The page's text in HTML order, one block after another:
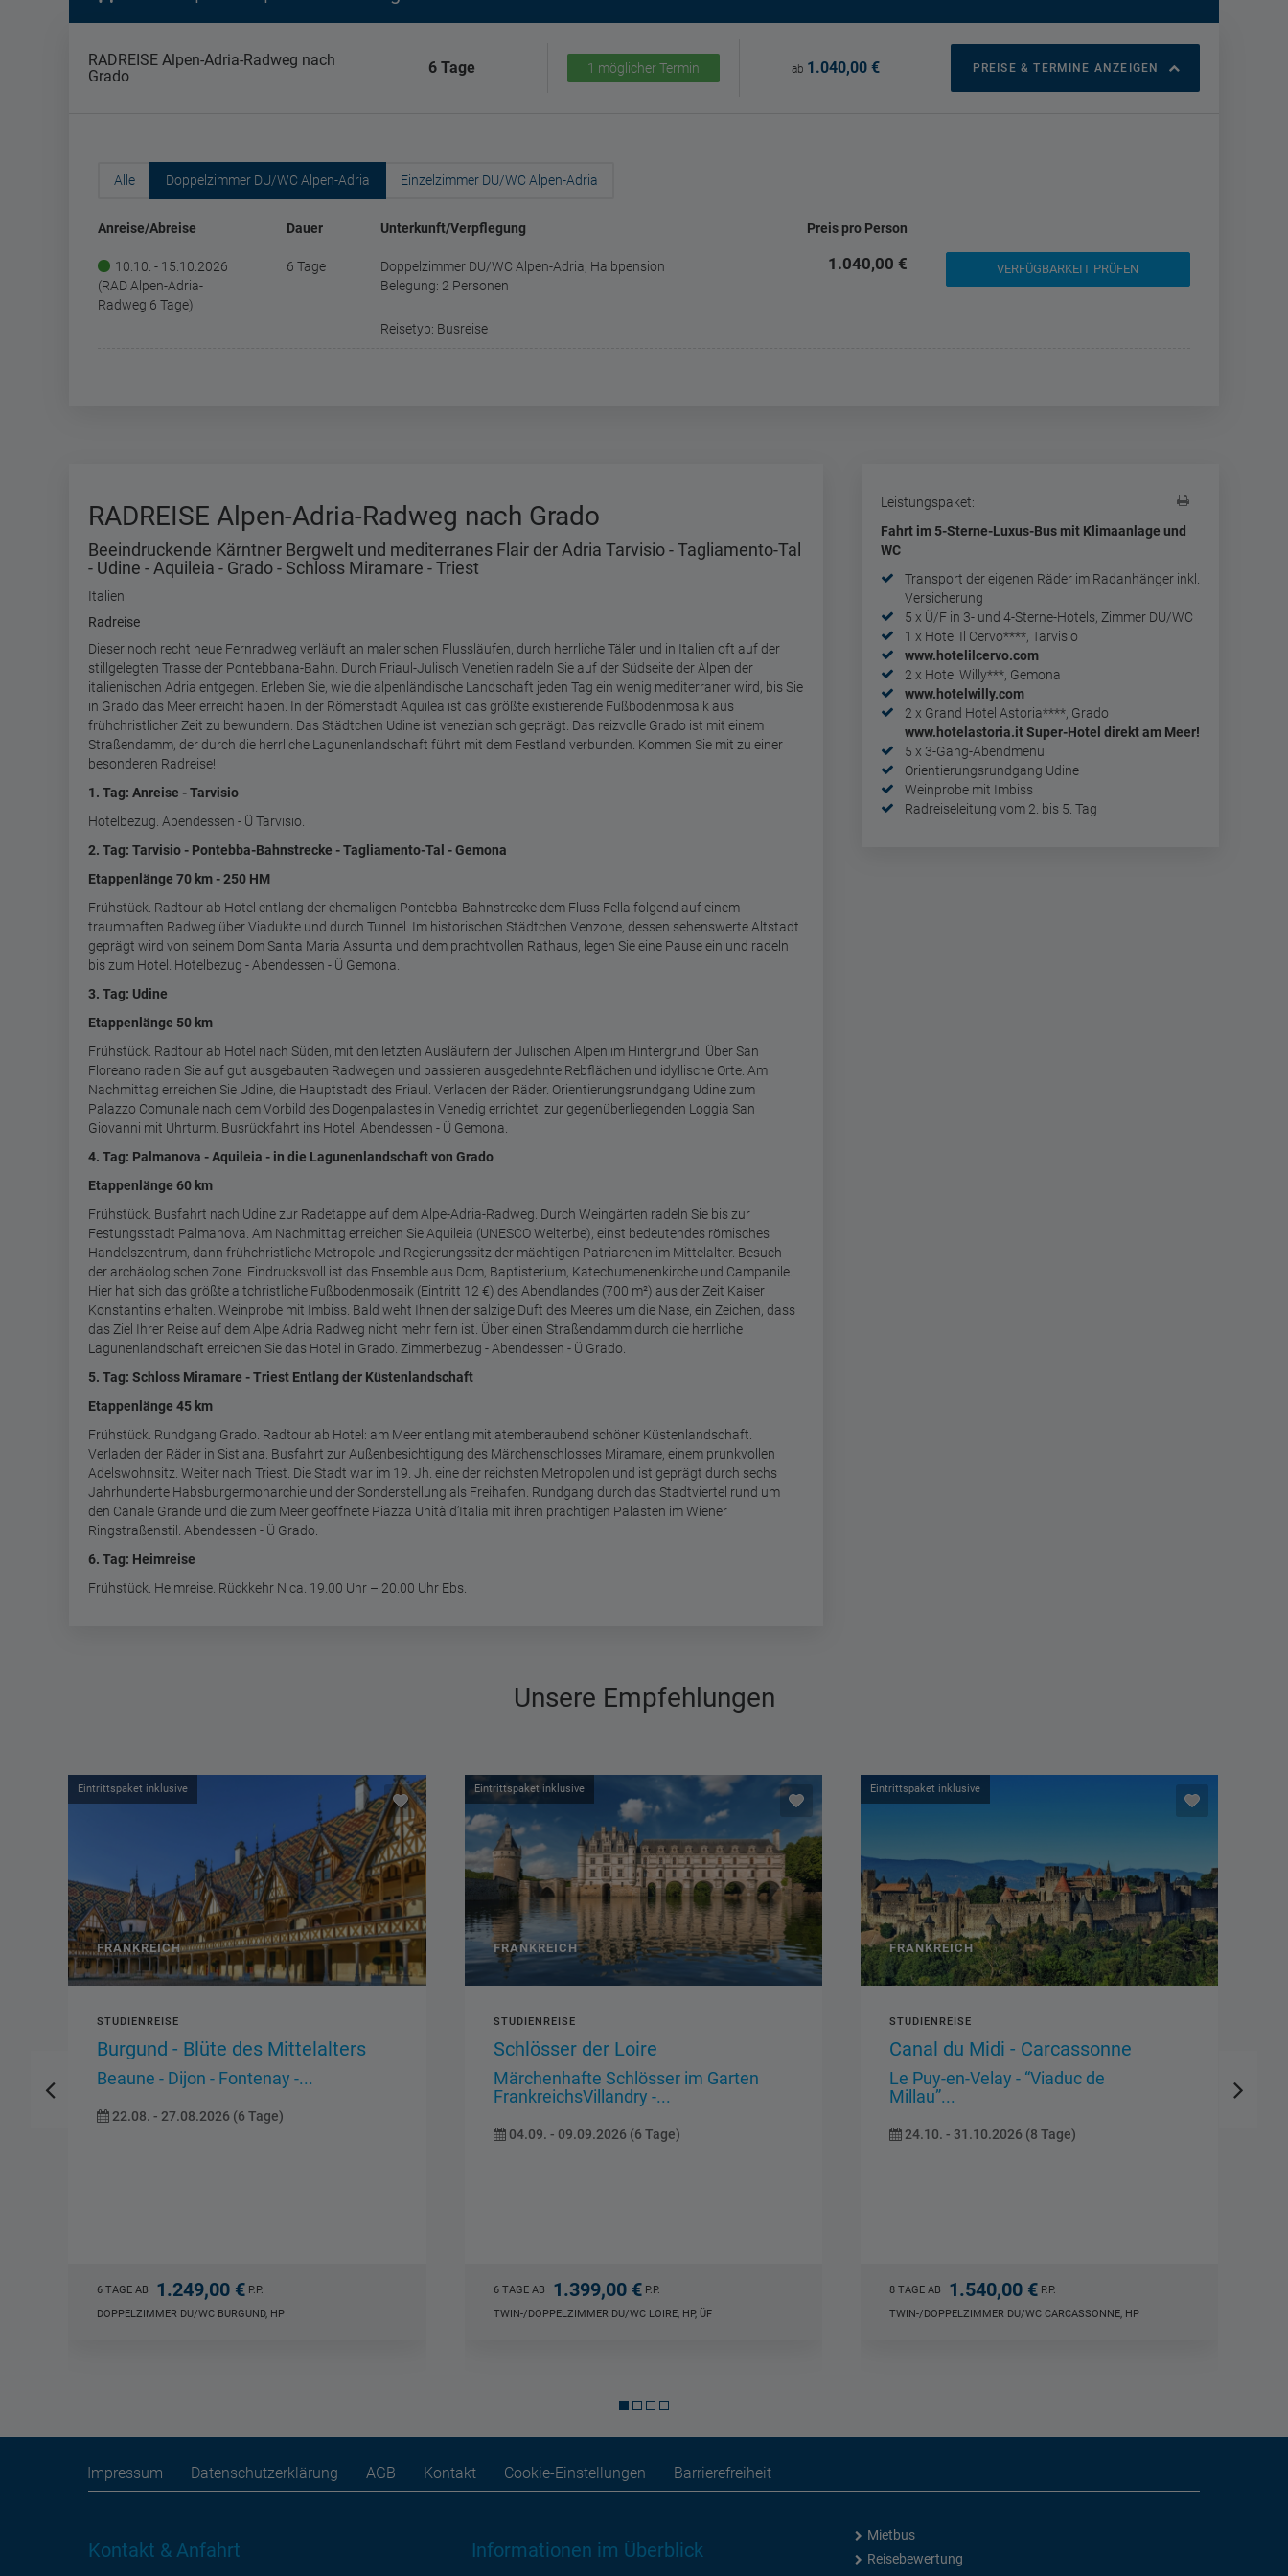
RADREISE Alpen-Adria-Radweg nach
Grado
6 Tage 1 möglicher Termin ab 1.040,00 € PREISE & TERMINE ANZEIGEN
Alle Doppelzimmer DU/WC Alpen-Adria Einzelzimmer DU/WC Alpen-Adria
Anreise/Abreise Dauer Unterkunft/Verpflegung Preis pro Person
10.10. - 15.10.2026
(RAD Alpen-Adria-
Radweg 6 Tage)
6 Tage
Doppelzimmer DU/WC Alpen-Adria, Halbpension
Belegung: 2 Personen
Reisetyp: Busreise
1.040,00 € VERFÜGBARKEIT PRÜFEN
RADREISE Alpen-Adria-Radweg nach Grado
Beeindruckende Kärntner Bergwelt und mediterranes Flair der Adria Tarvisio - Tagliamento-Tal
- Udine - Aquileia - Grado - Schloss Miramare - Triest
Italien
Radreise
Dieser noch recht neue Fernradweg verläuft an malerischen Flussläufen, durch herrliche Täler und in Italien oft auf der
stillgelegten Trasse der Pontebbana-Bahn. Durch Friaul-Julisch Venetien radeln Sie auf der Südseite der Alpen der
italienischen Adria entgegen. Erleben Sie, wie die alpenländische Landschaft jeden Tag ein wenig mediterraner wird, bis Sie
in Grado das Meer erreicht haben. In der Römerstadt Aquilea ist das größte existierende Fußbodenmosaik aus
frühchristlicher Zeit zu bewundern. Das Städtchen Udine ist venezianisch geprägt. Das reizvolle Grado ist mit einem
Straßendamm, der durch die herrliche Lagunenlandschaft führt mit dem Festland verbunden. Kommen Sie mit zu einer
besonderen Radreise!
1. Tag: Anreise - Tarvisio
Hotelbezug. Abendessen - Ü Tarvisio.
2. Tag: Tarvisio - Pontebba-Bahnstrecke - Tagliamento-Tal - Gemona
Etappenlänge 70 km - 250 HM
Frühstück. Radtour ab Hotel entlang der ehemaligen Pontebba-Bahnstrecke dem Fluss Fella folgend auf einem
traumhaften Radweg über Viadukte und durch Tunnel. Im historischen Städtchen Venzone, dessen sehenswerte Altstadt
geprägt wird von seinem Dom Santa Maria Assunta und dem prachtvollen Rathaus, legen Sie eine Pause ein und radeln
bis zum Hotel. Hotelbezug - Abendessen - Ü Gemona.
3. Tag: Udine
Etappenlänge 50 km
Frühstück. Radtour ab Hotel nach Süden, mit den letzten Ausläufern der Julischen Alpen im Hintergrund. Über San
Floreano radeln Sie auf gut ausgebauten Radwegen und passieren ausgedehnte Rebflächen und idyllische Orte. Am
Nachmittag erreichen Sie Udine, die Hauptstadt des Friaul. Verladen der Räder. Orientierungsrundgang Udine zum
Palazzo Comunale nach dem Vorbild des Dogenpalastes in Venedig errichtet, zur gegenüberliegenden Loggia San
Giovanni mit Uhrturm. Busrückfahrt ins Hotel. Abendessen - Ü Gemona.
4. Tag: Palmanova - Aquileia - in die Lagunenlandschaft von Grado
Etappenlänge 60 km
Frühstück. Busfahrt nach Udine zur Radetappe auf dem Alpe-Adria-Radweg. Durch Weingärten radeln Sie bis zur
Festungsstadt Palmanova. Am Nachmittag erreichen Sie Aquileia (UNESCO Welterbe), einst bedeutendes römisches
Handelszentrum, dann frühchristliche Metropole und Regierungssitz der mächtigen Patriarchen im Mittelalter. Besuch
der archäologischen Zone. Eindrucksvoll ist das Ensemble aus Dom, Baptisterium, Katechumenenkirche und Campanile.
Hier hat sich das größte altchristliche Fußbodenmosaik (Eintritt 12 €) des Abendlandes (700 m²) aus der Zeit Kaiser
Konstantins erhalten. Weinprobe mit Imbiss. Bald weht Ihnen der salzige Duft des Meeres um die Nase, ein Zeichen, dass
das Ziel Ihrer Reise auf dem Alpe Adria Radweg nicht mehr fern ist. Über einen Straßendamm durch die herrliche
Lagunenlandschaft erreichen Sie das Hotel in Grado. Zimmerbezug - Abendessen - Ü Grado.
5. Tag: Schloss Miramare - Triest Entlang der Küstenlandschaft
Etappenlänge 45 km
Frühstück. Rundgang Grado. Radtour ab Hotel: am Meer entlang mit atemberaubend schöner Küstenlandschaft.
Verladen der Räder in Sistiana. Busfahrt zur Außenbesichtigung des Märchenschlosses Miramare, einem prunkvollen
Adelswohnsitz. Weiter nach Triest. Die Stadt war im 19. Jh. eine der reichsten Metropolen und ist geprägt durch sechs
Jahrhunderte Habsburgermonarchie und der Sonderstellung als Freihafen. Rundgang durch das Stadtviertel rund um
den Canale Grande und die zum Meer geöffnete Piazza Unità d’Italia mit ihren prächtigen Palästen im Wiener
Ringstraßenstil. Abendessen - Ü Grado.
6. Tag: Heimreise
Frühstück. Heimreise. Rückkehr N ca. 19.00 Uhr – 20.00 Uhr Ebs.
Leistungspaket:
Fahrt im 5-Sterne-Luxus-Bus mit Klimaanlage und
WC
Transport der eigenen Räder im Radanhänger inkl.
Versicherung
5 x Ü/F in 3- und 4-Sterne-Hotels, Zimmer DU/WC
1 x Hotel Il Cervo****, Tarvisio
www.hotelilcervo.com
2 x Hotel Willy***, Gemona
www.hotelwilly.com
2 x Grand Hotel Astoria****, Grado
www.hotelastoria.it Super-Hotel direkt am Meer!
5 x 3-Gang-Abendmenü
Orientierungsrundgang Udine
Weinprobe mit Imbiss
Radreiseleitung vom 2. bis 5. Tag
Unsere Empfehlungen
Eintrittspaket inklusive
FRANKREICH
STUDIENREISE
Schlösser der Loire
Märchenhafte Schlösser im Garten
6 TAGE AB 1.399,00 €
TWIN-/DOPPELZIMMER DU/WC LOIRE, HP, ÜF
Eintrittspaket inklusive
FRANKREICH
STUDIENREISE
Canal du Midi - Carcassonne
Le Puy-en-Velay - “Viaduc de
Millau”...
24.10. - 31.10.2026 (8 Tage)
8 TAGE AB 1.540,00 €
TWIN-/DOPPELZIMMER DU/WC CARCASSONNE, HP
Eintrittspaket inklusive
ITALIEN
FLUGREISE
STANDORTREISE
VORSCHAU
STÄDTEREISE
5 TAGE AB 1.549,00 €
DOPPELZIMMER DU/WC ROM, HP
Impressum Datenschutzerklärung AGB Kontakt Cookie-Einstellungen Barrierefreiheit
Kontakt & Anfahrt Informationen im Überblick
Mietbus
Reisebewertung